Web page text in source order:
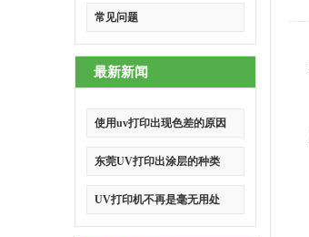
常见问题
最新新闻
使用uv打印出现色差的原因
东莞UV打印出涂层的种类
UV打印机不再是毫无用处